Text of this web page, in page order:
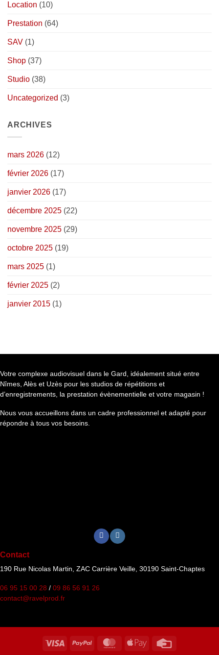
Location (10)
Prestation (64)
SAV (1)
Shop (37)
Studio (38)
Uncategorized (3)
ARCHIVES
mars 2026 (12)
février 2026 (17)
janvier 2026 (17)
décembre 2025 (22)
novembre 2025 (29)
octobre 2025 (19)
mars 2025 (1)
février 2025 (2)
janvier 2015 (1)
Votre complexe audiovisuel dans le Gard, idéalement situé entre
Nîmes, Alès et Uzès pour les studios de répétitions et
d’enregistrements, la prestation évènementielle et votre magasin !
Nous vous accueillons dans un cadre professionnel et adapté pour
répondre à tous vos besoins.
Contact
190 Rue Nicolas Martin, ZAC Carrière Veille, 30190 Saint-Chaptes
06 95 15 00 28 / 09 86 56 91 26
contact@ravelprod.fr
Visa PayPal MasterCardApple